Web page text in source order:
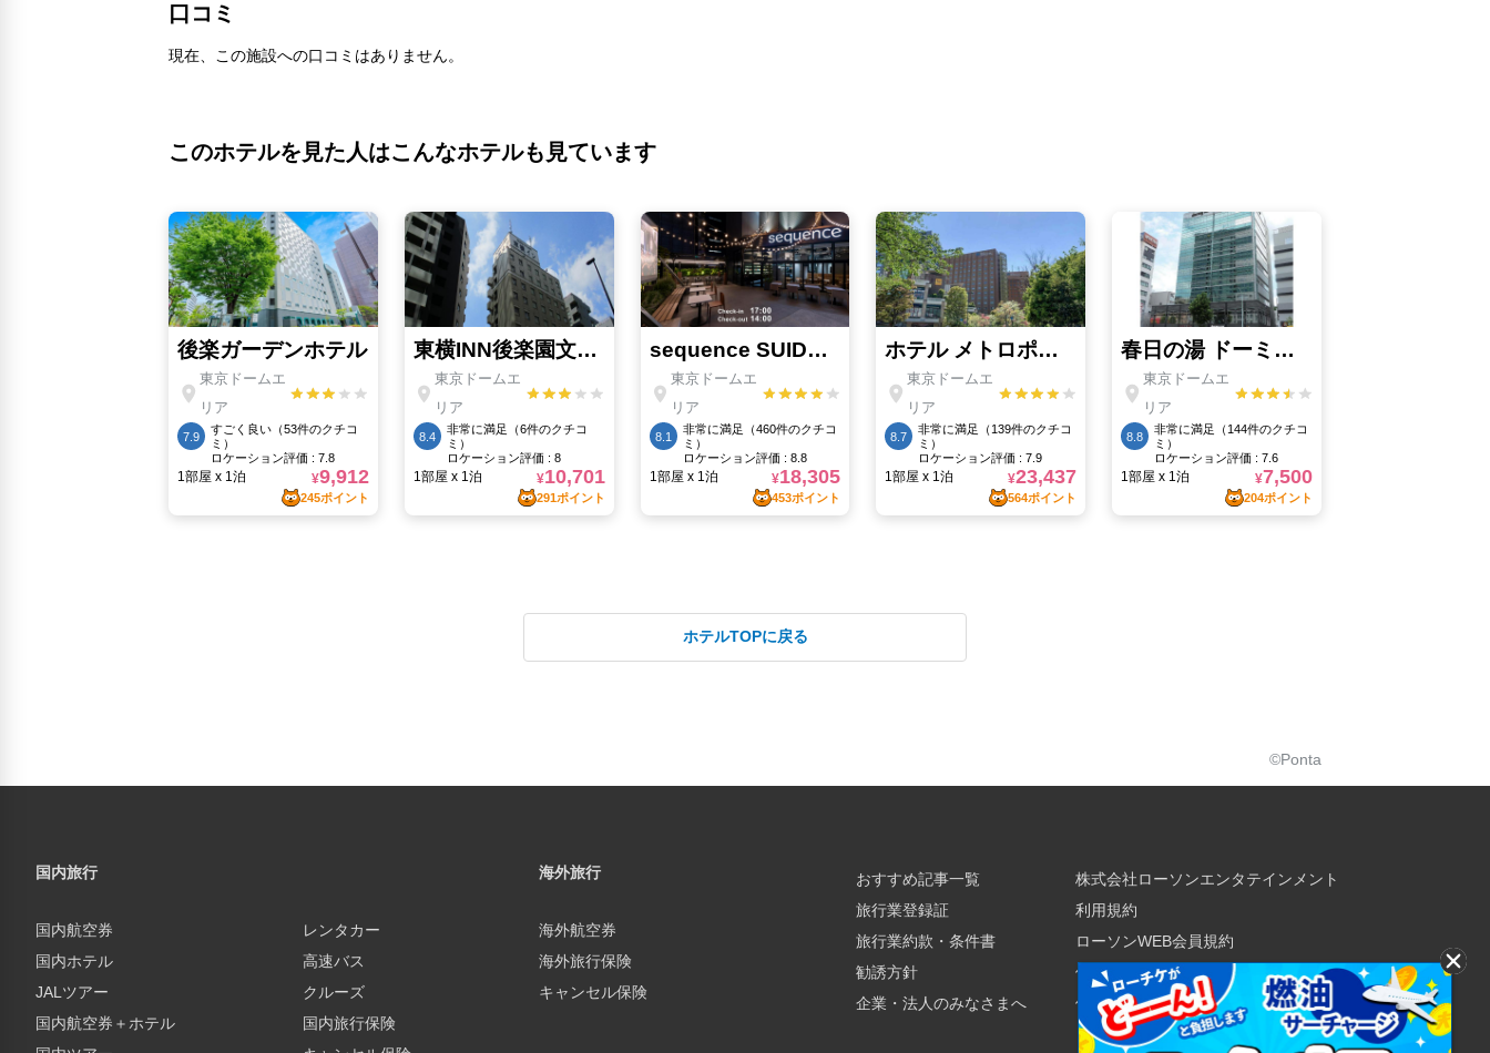
口コミ
現在、この施設への口コミはありません。
このホテルを見た人はこんなホテルも見ています
ホテルTOPに戻る
©Ponta
国内旅行
国内航空券
国内ホテル
JALツアー
国内航空券＋ホテル
レンタカー
高速バス
クルーズ
国内旅行保険
海外旅行
海外航空券
海外旅行保険
キャンセル保険
おすすめ記事一覧
旅行業登録証
旅行業約款・条件書
勧誘方針
企業・法人のみなさまへ
株式会社ローソンエンタテインメント
利用規約
ローソンWEB会員規約
個人情報の取り扱いについて
個人情報保護方針